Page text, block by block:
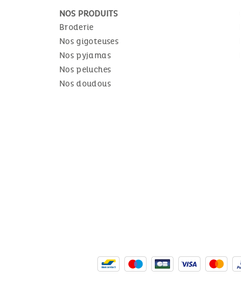
NOS PRODUITS
Broderie
Nos gigoteuses
Nos pyjamas
Nos peluches
Nos doudous